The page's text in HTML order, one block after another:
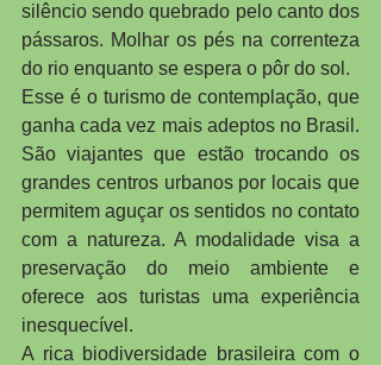
silêncio sendo quebrado pelo canto dos
pássaros. Molhar os pés na correnteza
do rio enquanto se espera o pôr do sol.
Esse é o turismo de contemplação, que
ganha cada vez mais adeptos no Brasil.
São viajantes que estão trocando os
grandes centros urbanos por locais que
permitem aguçar os sentidos no contato
com a natureza. A modalidade visa a
preservação do meio ambiente e
oferece aos turistas uma experiência
inesquecível.
A rica biodiversidade brasileira com o